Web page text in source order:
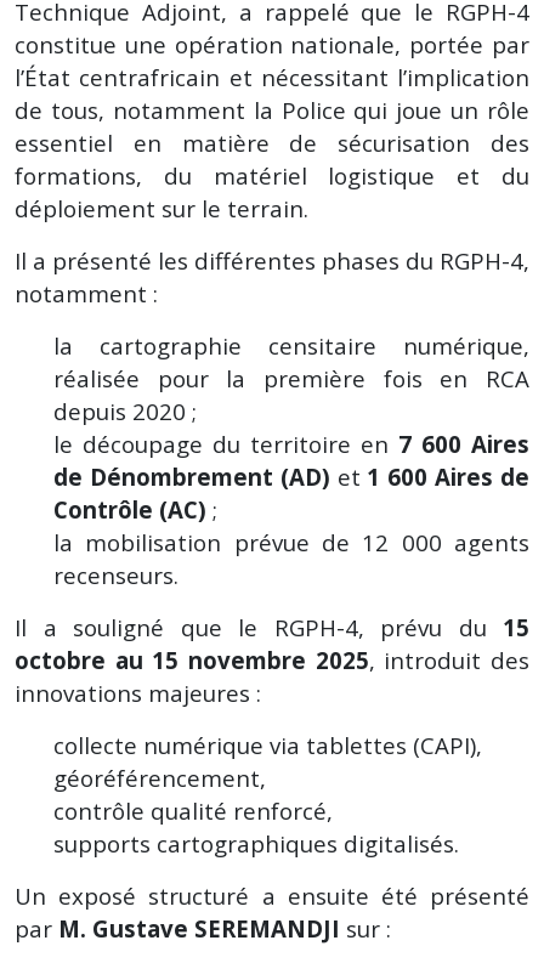
Technique Adjoint, a rappelé que le RGPH-4
constitue une opération nationale, portée par
l’État centrafricain et nécessitant l’implication
de tous, notamment la Police qui joue un rôle
essentiel en matière de sécurisation des
formations, du matériel logistique et du
déploiement sur le terrain.
Il a présenté les différentes phases du RGPH-4,
notamment :
la cartographie censitaire numérique,
réalisée pour la première fois en RCA
depuis 2020 ;
le découpage du territoire en 7 600 Aires
de Dénombrement (AD) et 1 600 Aires de
Contrôle (AC) ;
la mobilisation prévue de 12 000 agents
recenseurs.
Il a souligné que le RGPH-4, prévu du 15
octobre au 15 novembre 2025, introduit des
innovations majeures :
collecte numérique via tablettes (CAPI),
géoréférencement,
contrôle qualité renforcé,
supports cartographiques digitalisés.
Un exposé structuré a ensuite été présenté
par M. Gustave SEREMANDJI sur :